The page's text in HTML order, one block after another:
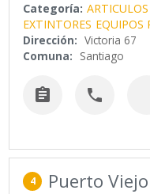
Categoría:
EXTINTORES EQUIPOS
Dirección: Victoria 67
Comuna: Santiago
 
4 Puerto